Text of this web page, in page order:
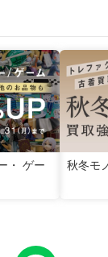
・ ゲー
秋冬モ